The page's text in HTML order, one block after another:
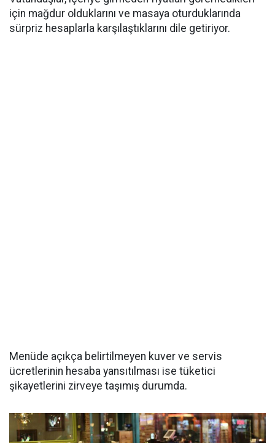
için mağdur olduklarını ve masaya oturduklarında
sürpriz hesaplarla karşılaştıklarını dile getiriyor.
Menüde açıkça belirtilmeyen kuver ve servis
ücretlerinin hesaba yansıtılması ise tüketici
şikayetlerini zirveye taşımış durumda.